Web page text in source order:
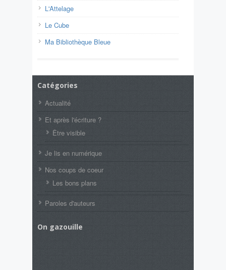
L'Attelage
Le Cube
Ma Bibliothèque Bleue
Catégories
Actualité
Et après l'écriture ?
Être visible
Je lis en numérique
Nos coups de coeur
Les bons plans
Paroles d'auteurs
On gazouille